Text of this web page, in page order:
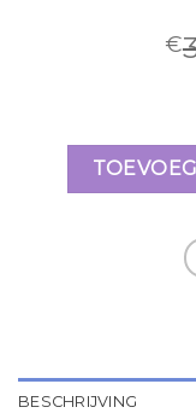
€
BESCHRIJVING